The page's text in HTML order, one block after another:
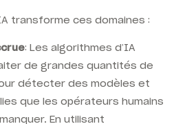
transforme ces domaines :
: Les algorithmes d’IA
de grandes quantités de
détecter des modèles et
que les opérateurs humains
En utilisant